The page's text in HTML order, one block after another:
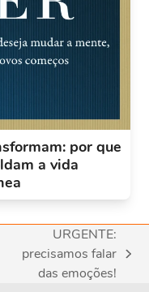
por que
a vida
next
URGENTE:
precisamos falar
das emoções!